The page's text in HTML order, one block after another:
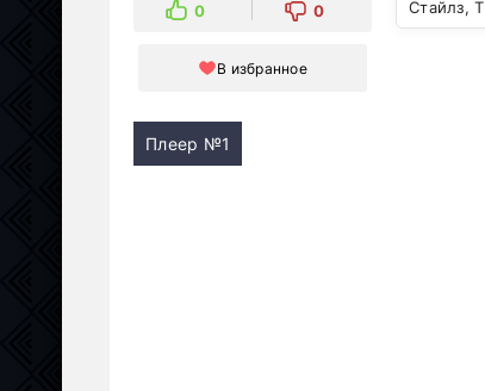
0 0
В избранное
Стайлз,
Плеер №1